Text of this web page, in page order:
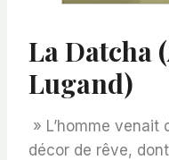
La Datcha
Lugand)
» L’homme venait
décor de rêve,